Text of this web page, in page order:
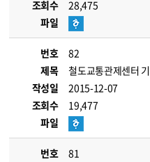
조회수
28,475
파일
번호
82
제목
철도교통관제센터
작성일
2015-12-07
조회수
19,477
파일
번호
81